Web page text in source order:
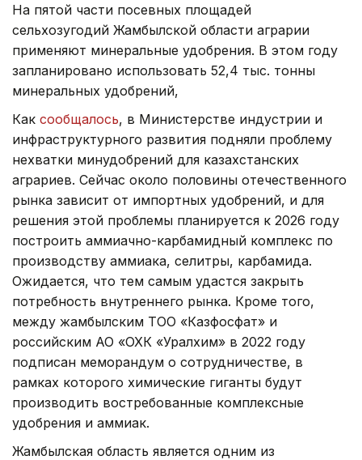
На пятой части посевных площадей
сельхозугодий Жамбылской области аграрии
применяют минеральные удобрения. В этом году
запланировано использовать 52,4 тыс. тонны
минеральных удобрений,
Как сообщалось, в Министерстве индустрии и
инфраструктурного развития подняли проблему
нехватки минудобрений для казахстанских
аграриев. Сейчас около половины отечественного
рынка зависит от импортных удобрений, и для
решения этой проблемы планируется к 2026 году
построить аммиачно-карбамидный комплекс по
производству аммиака, селитры, карбамида.
Ожидается, что тем самым удастся закрыть
потребность внутреннего рынка. Кроме того,
между жамбылским ТОО «Казфосфат» и
российским АО «ОХК «Уралхим» в 2022 году
подписан меморандум о сотрудничестве, в
рамках которого химические гиганты будут
производить востребованные комплексные
удобрения и аммиак.
Жамбылская область является одним из